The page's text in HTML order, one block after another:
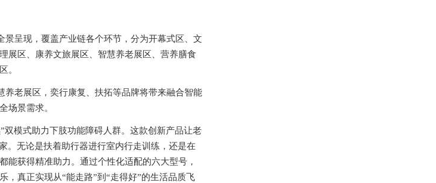
呈现，覆盖产业链各个环节，分为开幕式区、文
展区、康养文旅展区、智慧养老展区、营养膳食
。
养老展区 ，奕行康复、扶拓等品牌将带来融合智能
场景需求。
双模式助力下肢功能障碍人群。这款创新产品让老
。无论是扶着助行器进行室内行走训练，还是在
能获得精准助力。通过个性化适配的六大型号，
，真正实现从“能走路”到“走得好”的生活品质飞